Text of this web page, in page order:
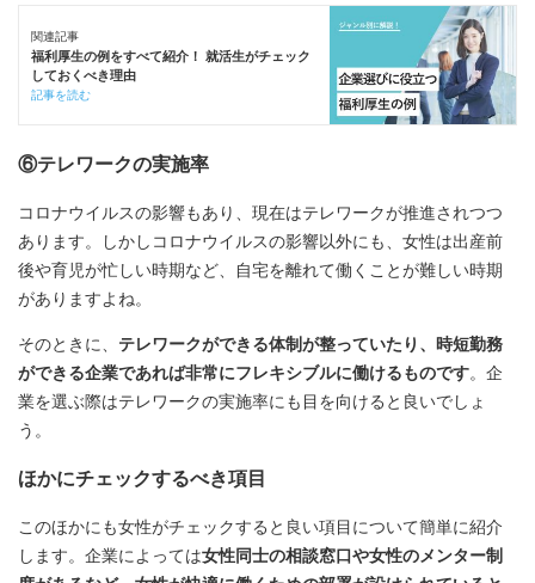
関連記事
福利厚生の例をすべて紹介！ 就活生がチェック
しておくべき理由
記事を読む
⑥テレワークの実施率
コロナウイルスの影響もあり、現在はテレワークが推進されつつ
あります。しかしコロナウイルスの影響以外にも、女性は出産前
後や育児が忙しい時期など、自宅を離れて働くことが難しい時期
がありますよね。
そのときに、 テレワークができる体制が整っていたり、時短勤務
ができる企業であれば非常にフレキシブルに働けるものです。企
業を選ぶ際はテレワークの実施率にも目を向けると良いでしょ
う。
ほかにチェックするべき項目
このほかにも女性がチェックすると良い項目について簡単に紹介
します。企業によっては女性同士の相談窓口や女性のメンター制